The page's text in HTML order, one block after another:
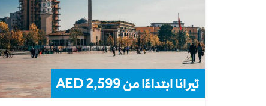
تيرانا ابتداءًا من AED 2,599